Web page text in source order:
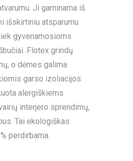
Ji gaminama iš
išskirtiniu atsparumu
gyvenamosioms
Flotex grindų
o dėmes galima
garso izoliacijos
alergiškiems
interjero sprendimų,
Tai ekologiškas
perdirbama.